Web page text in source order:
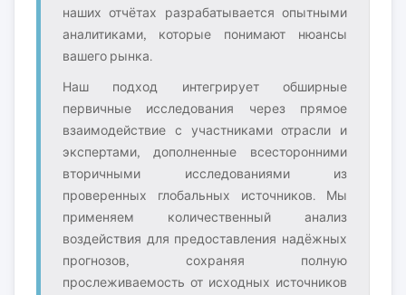
наших отчётах разрабатывается опытными
аналитиками, которые понимают нюансы
вашего рынка.
Наш подход интегрирует обширные
первичные исследования через прямое
взаимодействие с участниками отрасли и
экспертами, дополненные всесторонними
вторичными исследованиями из
проверенных глобальных источников. Мы
применяем количественный анализ
воздействия для предоставления надёжных
прогнозов, сохраняя полную
прослеживаемость от исходных источников